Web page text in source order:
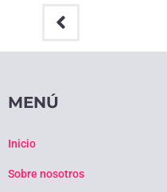
MENÚ
Inicio
Sobre nosotros